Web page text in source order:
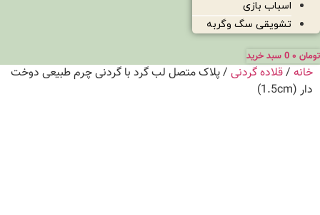
اسباب بازی
تشویقی سگ وگربه
تومان 0 سبد خرید
خانه /قلاده گردنی / پلاک متصل لب گرد با گردنی چرم طبیعی دوخت
دار (1.5cm)